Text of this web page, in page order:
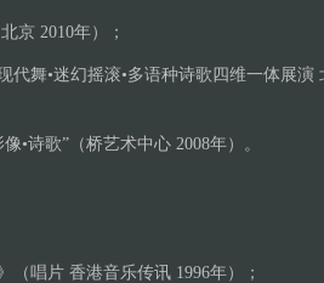
京 2010年）；
代舞•迷幻摇滚•多语种诗歌四维一体展
•诗歌”（桥艺术中心 2008年）。
（唱片 香港音乐传讯 1996年）；